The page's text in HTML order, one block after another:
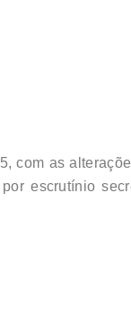
com as
escrutínio